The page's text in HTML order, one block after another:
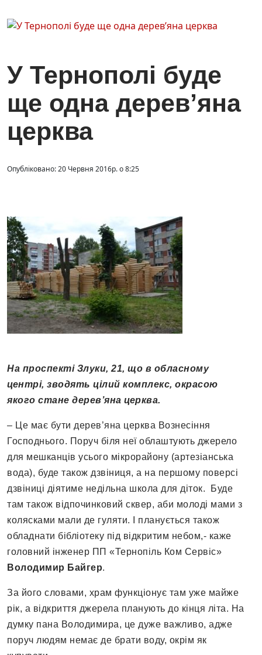
У Тернополі буде
ще одна дерев’яна
церква
Опубліковано: 20 Червня 2016р. о 8:25
На проспекті Злуки, 21, що в обласному
центрі, зводять цілий комплекс, окрасою
якого стане дерев’яна церква.
– Це має бути дерев’яна церква Вознесіння
Господнього. Поруч біля неї облаштують джерело
для мешканців усього мікрорайону (артезіанська
вода), буде також дзвіниця, а на першому поверсі
дзвіниці діятиме недільна школа для діток. Буде
там також відпочинковий сквер, аби молоді мами з
колясками мали де гуляти. І планується також
обладнати бібліотеку під відкритим небом,- каже
головний інженер ПП «Тернопіль Ком Сервіс»
Володимир Байгер.
За його словами, храм функціонує там уже майже
рік, а відкриття джерела планують до кінця літа. На
думку пана Володимира, це дуже важливо, адже
поруч людям немає де брати воду, окрім як